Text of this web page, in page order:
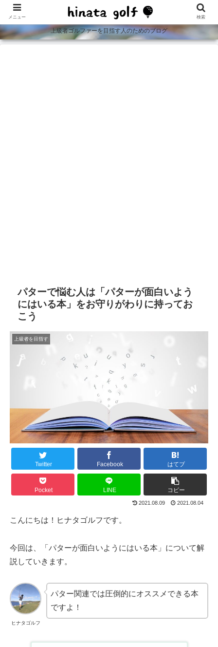
上級者ゴルファーを目指す人のためのブログ
パターで悩む人は「パターが面白いよう
にはいる本」をお守りがわりに持ってお
こう
上級者を目指す
Twitter Facebook はてブ
Pocket LINE コピー
2021.08.09 2021.08.04
こんにちは！ヒナタゴルフです。
今回は、「パターが面白いようにはいる本」について解
説していきます。
ヒナタゴルフ
パター関連では圧倒的にオススメできる本
ですよ！
メニュー 検索